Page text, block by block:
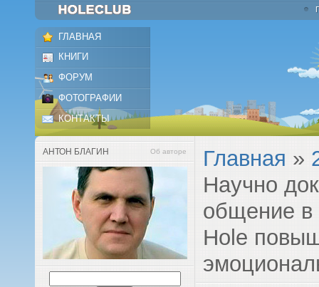
ГЛАВНАЯ
КНИГИ
ФОРУМ
ФОТОГРАФИИ
КОНТАКТЫ
АНТОН БЛАГИН Об авторе Главная »
Научно
общение в
Hole